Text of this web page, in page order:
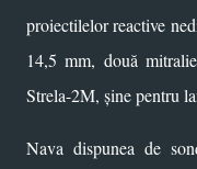
proiectilelor reactive
14,5 mm, două
Strela-2M, șine pentru
Nava dispunea de